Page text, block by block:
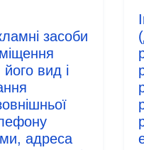
засоби
вид і
адреса